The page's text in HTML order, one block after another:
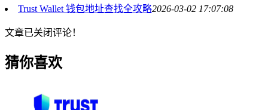
Trust Wallet 钱包地址查找全攻略2026-03-02 17:07:08
文章已关闭评论！
猜你喜欢